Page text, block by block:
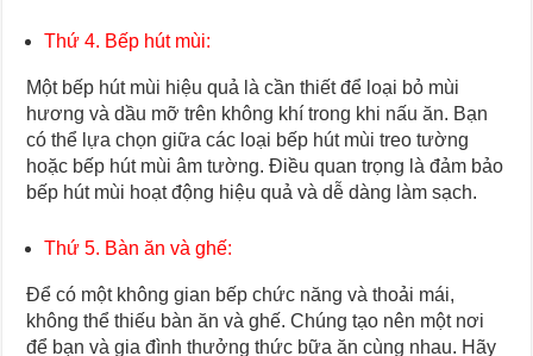
Thứ 4. Bếp hút mùi:
Một bếp hút mùi hiệu quả là cần thiết để loại bỏ mùi
hương và dầu mỡ trên không khí trong khi nấu ăn. Bạn
có thể lựa chọn giữa các loại bếp hút mùi treo tường
hoặc bếp hút mùi âm tường. Điều quan trọng là đảm bảo
bếp hút mùi hoạt động hiệu quả và dễ dàng làm sạch.
Thứ 5. Bàn ăn và ghế:
Để có một không gian bếp chức năng và thoải mái,
không thể thiếu bàn ăn và ghế. Chúng tạo nên một nơi
để bạn và gia đình thưởng thức bữa ăn cùng nhau. Hãy